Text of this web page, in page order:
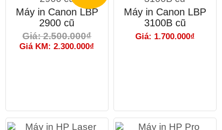
Máy in Canon LBP
2900 cũ
Giá: 2.500.000₫
Giá KM: 2.300.000₫
Máy in Canon LBP
3100B cũ
Giá: 1.700.000₫